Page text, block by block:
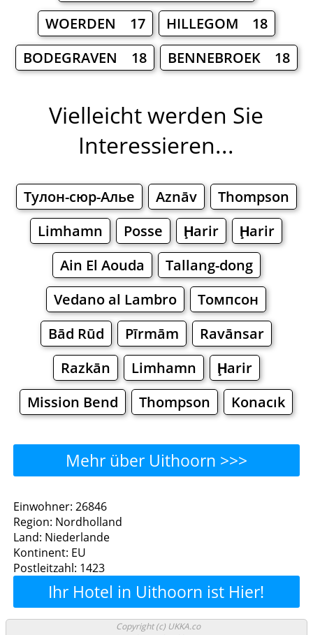
WOERDEN 17
HILLEGOM 18
BODEGRAVEN 18
BENNEBROEK 18
Vielleicht werden Sie
Interessieren...
Тулон-сюр-Алье Aznāv
Thompson
Limhamn
Posse Ḩarir
Ḩarir
Ain El Aouda
Tallang-dong
Vedano al Lambro
Томпсон
Bād Rūd
Pīrmām
Ravānsar
Razkān
Limhamn
Ḩarir
Mission Bend
Thompson Konacık
Mehr über Uithoorn >>>
Uithoorn - Wo man essen
Restaurants
Bäckereien
Supermärkte Malls
Einwohner: 26846
Region: Nordholland
Land: Niederlande
Kontinent: EU
Postleitzahl: 1423
Ihr Hotel in Uithoorn ist Hier!
Copyright (c) UKKA.co